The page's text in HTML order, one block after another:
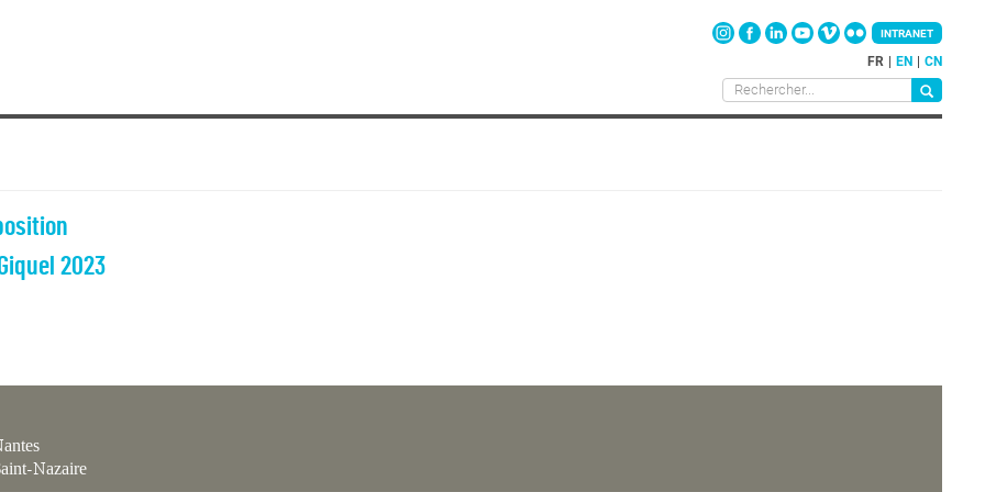
FR EN CN
INTRANET
2023
Nazaire